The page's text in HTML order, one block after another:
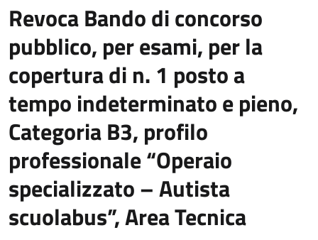
Revoca Bando di concorso
pubblico, per esami, per la
copertura di n. 1 posto a
tempo indeterminato e pieno,
Categoria B3, profilo
professionale “Operaio
specializzato – Autista
scuolabus”, Area Tecnica